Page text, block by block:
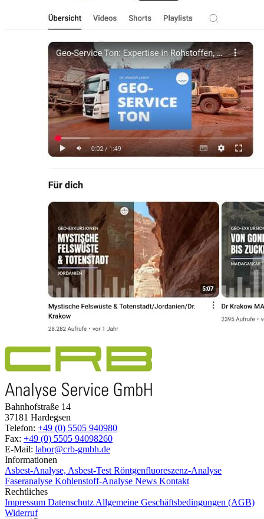
Bahnhofstraße 14
37181 Hardegsen
Telefon: +49 (0) 5505 940980
Fax: +49 (0) 5505 94098260
E-Mail: labor@crb-gmbh.de
Informationen
Asbest-Analyse, Asbest-Test Röntgenfluoreszenz-Analyse
Faseranalyse Kohlenstoff-Analyse News Kontakt
Rechtliches
Impressum Datenschutz Allgemeine Geschäftsbedingungen (AGB)
Widerruf